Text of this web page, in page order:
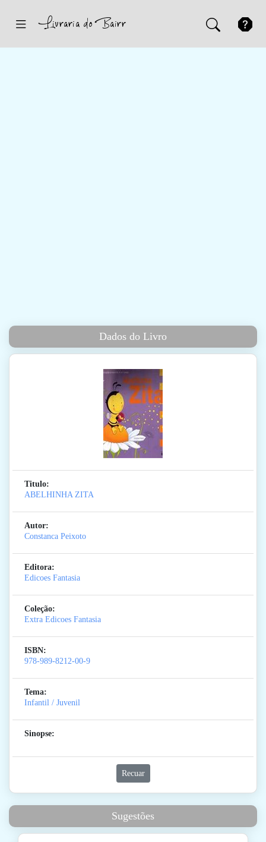
Dados do Livro
Titulo:
ABELHINHA ZITA
Autor:
Constanca Peixoto
Editora:
Edicoes Fantasia
Coleção:
Extra Edicoes Fantasia
ISBN:
978-989-8212-00-9
Tema:
Infantil / Juvenil
Sinopse:
Recuar
Sugestões